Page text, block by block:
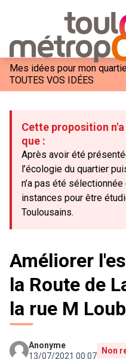
Mes idées pour mon
TOUTES VOS IDÉES
Cette proposition
que :
Après avoir été
l’écologie du quartier
n’a pas été
instances pour être
Toulousains.
Améliorer
la Route de
la rue M
Anonyme
13/07/2021 00:07
Non